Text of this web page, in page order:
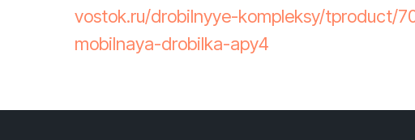
vostok.ru/drobilnyye-kompleksy/tproduct/
mobilnaya-drobilka-apy4